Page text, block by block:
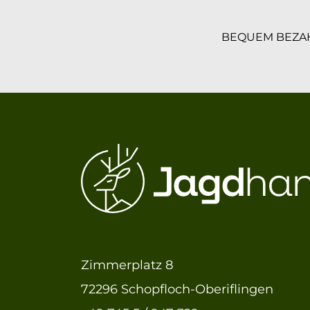
BEQUEM
Zimmerplatz 8
72296 Schopfloch-Oberiflingen